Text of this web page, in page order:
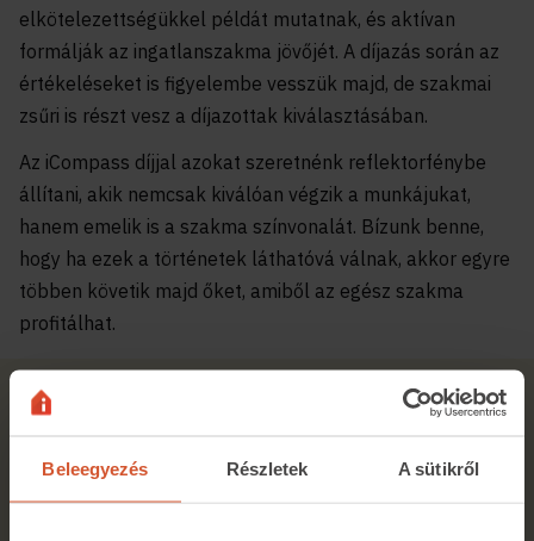
Beleegyezés Részletek A sütikről
elkötelezettségükkel példát mutatnak, és aktívan
formálják az ingatlanszakma jövőjét. A díjazás során az
értékeléseket is figyelembe vesszük majd, de szakmai
zsűri is részt vesz a díjazottak kiválasztásában.
Az iCompass díjjal azokat szeretnénk reflektorfénybe
állítani, akik nemcsak kiválóan végzik a munkájukat,
hanem emelik is a szakma színvonalát. Bízunk benne,
hogy ha ezek a történetek láthatóvá válnak, akkor egyre
többen követik majd őket, amiből az egész szakma
profitálhat.
Kapcsolódó cikk